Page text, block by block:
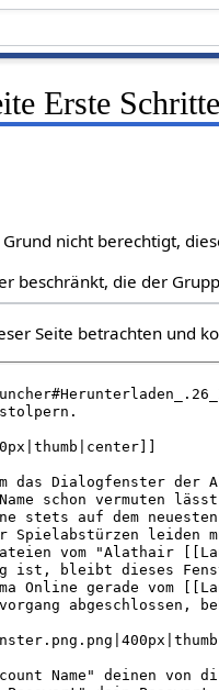
Erste Schritte
nicht berechtigt,
beschränkt, die der
Seite betrachten und